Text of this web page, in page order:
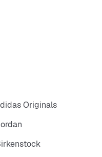
– gotowy na
Originals